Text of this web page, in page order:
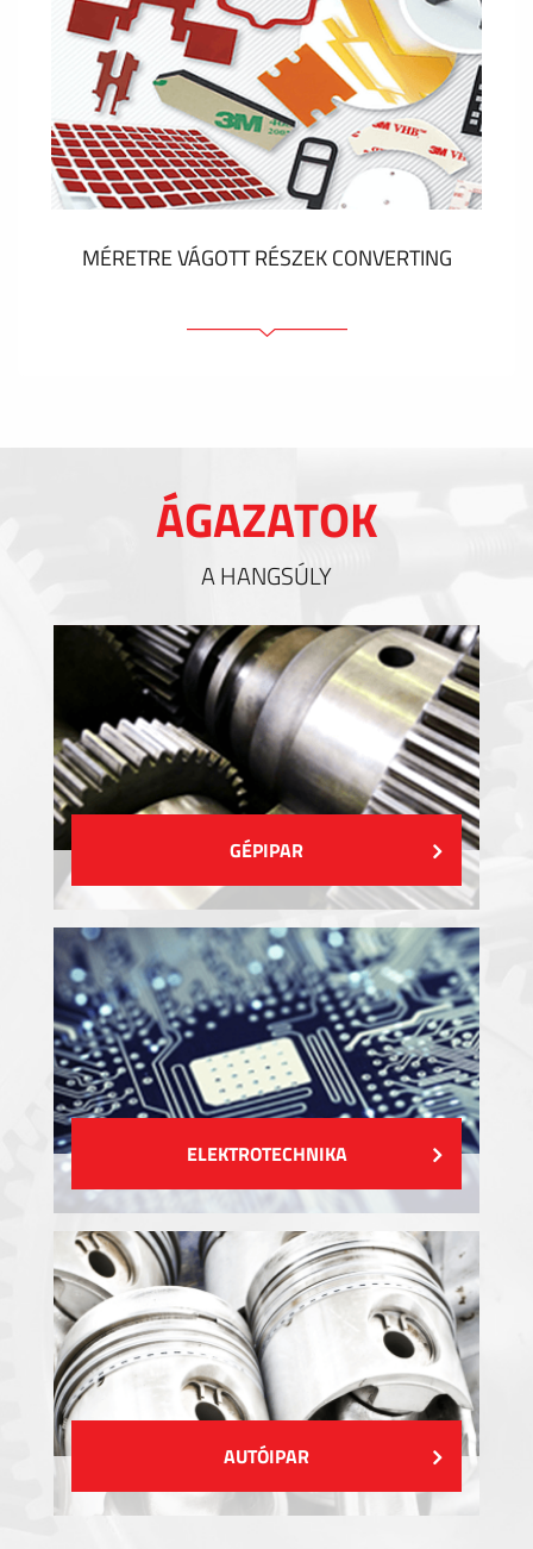
Színes panelek
Panelek szerelőelemekkel
Gravírozott címkék
MUTASS TÖBBET
MÉRETRE VÁGOTT RÉSZEK CONVERTING
Kitöltések és hőkezelés
Szigetelés
MUTASS TÖBBET
ÁGAZATOK
A HANGSÚLY
GÉPIPAR
ELEKTROTECHNIKA
AUTÓIPAR